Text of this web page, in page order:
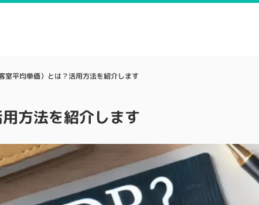
室平均単価）とは？活用方法を紹介します
方法を紹介します